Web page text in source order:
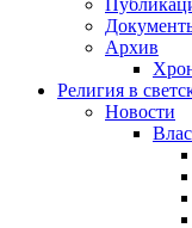
Архив
Религия в
Новости